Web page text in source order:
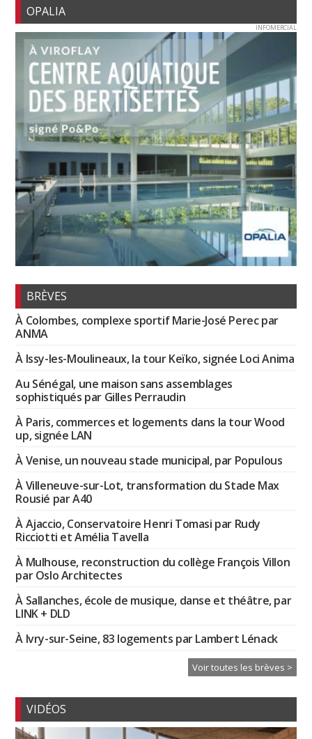
OPALIA
INFOMERCIAL
BRÈVES
À Colombes, complexe sportif Marie-José Perec par
ANMA
À Issy-les-Moulineaux, la tour Keïko, signée Loci Anima
Au Sénégal, une maison sans assemblages
sophistiqués par Gilles Perraudin
À Paris, commerces et logements dans la tour Wood
up, signée LAN
À Venise, un nouveau stade municipal, par Populous
À Villeneuve-sur-Lot, transformation du Stade Max
Rousié par A40
À Ajaccio, Conservatoire Henri Tomasi par Rudy
Ricciotti et Amélia Tavella
À Mulhouse, reconstruction du collège François Villon
par Oslo Architectes
À Sallanches, école de musique, danse et théâtre, par
LINK + DLD
À Ivry-sur-Seine, 83 logements par Lambert Lénack
Voir toutes les brèves >
VIDÉOS